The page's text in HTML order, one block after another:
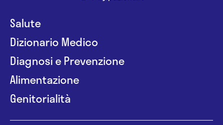
Salute
Dizionario Medico
Diagnosi e Prevenzione
Alimentazione
Genitorialità